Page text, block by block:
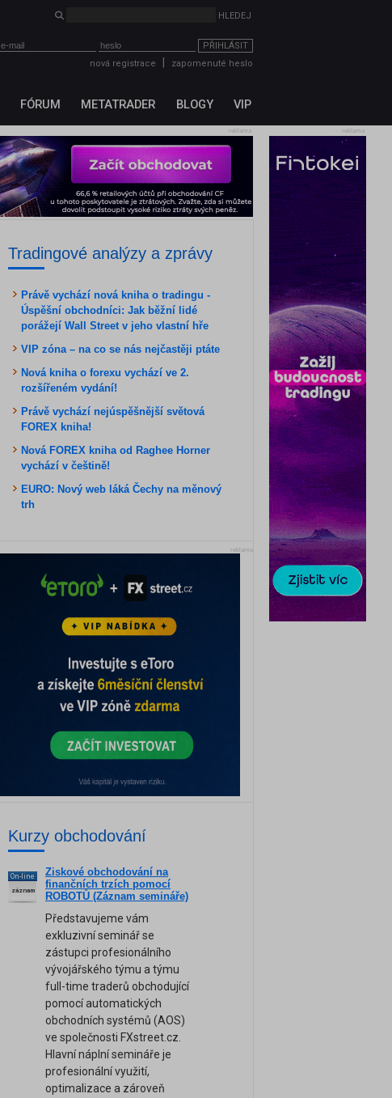
HLEDEJ
PŘIHLÁSIT
nová registrace
zapomenuté heslo
FÓRUM METATRADER BLOGY VIP
reklama
reklama
Tradingové analýzy a zprávy
Právě vychází nová kniha o tradingu -
Úspěšní obchodníci: Jak běžní lidé
porážejí Wall Street v jeho vlastní hře
VIP zóna – na co se nás nejčastěji ptáte
Nová kniha o forexu vychází ve 2.
rozšířeném vydání!
Právě vychází nejúspěšnější světová
FOREX kniha!
Nová FOREX kniha od Raghee Horner
vychází v češtině!
EURO: Nový web láká Čechy na měnový
trh
reklama
Kurzy obchodování
On-line
záznam
Ziskové obchodování na
finančních trzích pomocí
ROBOTŮ (Záznam semináře)
Představujeme vám
exkluzivní seminář se
zástupci profesionálního
vývojářského týmu a týmu
full-time traderů obchodující
pomocí automatických
obchodních systémů (AOS)
ve společnosti FXstreet.cz.
Hlavní náplní semináře je
profesionální využití,
optimalizace a zároveň